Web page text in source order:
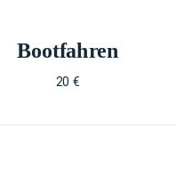
Bootfahren
20 €